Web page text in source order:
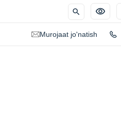
Murojaat jo'natish